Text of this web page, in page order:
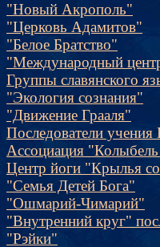
"Новый Акрополь"
"Церковь Адамитов"
"Белое Братство"
"Международный
Группы славянского
"Экология сознания"
"Движение Грааля"
Последователи учения
Ассоциация
Центр йоги "Крылья
"Семья Детей Бога"
"Ошмарий-Чимарий"
"Внутренний круг"
"Рэйки"